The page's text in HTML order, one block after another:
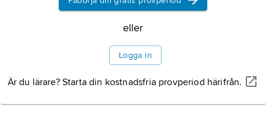
eller
Logga in
Är du lärare? Starta din kostnadsfria provperiod härifrån.